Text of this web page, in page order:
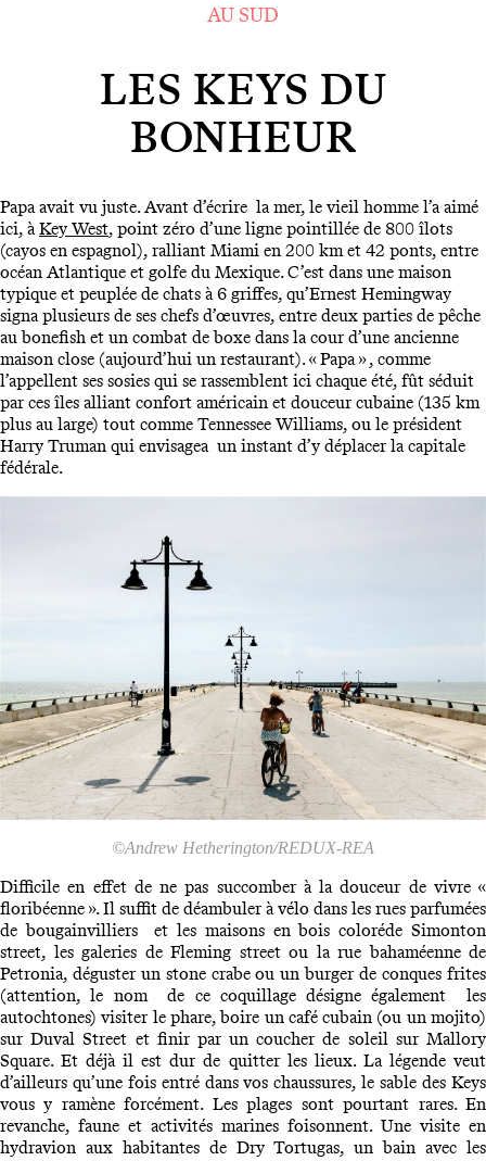
AU SUD
LES KEYS DU
BONHEUR
Papa avait vu juste. Avant d’écrire la mer, le vieil homme l’a aimé
ici, à Key West, point zéro d’une ligne pointillée de 800 îlots
(cayos en espagnol), ralliant Miami en 200 km et 42 ponts, entre
océan Atlantique et golfe du Mexique. C’est dans une maison
typique et peuplée de chats à 6 griffes, qu’Ernest Hemingway
signa plusieurs de ses chefs d’œuvres, entre deux parties de pêche
au bonefish et un combat de boxe dans la cour d’une ancienne
maison close (aujourd’hui un restaurant). « Papa » , comme
l’appellent ses sosies qui se rassemblent ici chaque été, fût séduit
par ces îles alliant confort américain et douceur cubaine (135 km
plus au large) tout comme Tennessee Williams, ou le président
Harry Truman qui envisagea un instant d’y déplacer la capitale
fédérale.
©Andrew Hetherington/REDUX-REA
Difficile en effet de ne pas succomber à la douceur de vivre «
floribéenne ». Il suffit de déambuler à vélo dans les rues parfumées
de bougainvilliers et les maisons en bois coloréde Simonton
street, les galeries de Fleming street ou la rue bahaméenne de
Petronia, déguster un stone crabe ou un burger de conques frites
(attention, le nom de ce coquillage désigne également les
autochtones) visiter le phare, boire un café cubain (ou un mojito)
sur Duval Street et finir par un coucher de soleil sur Mallory
Square. Et déjà il est dur de quitter les lieux. La légende veut
d’ailleurs qu’une fois entré dans vos chaussures, le sable des Keys
vous y ramène forcément. Les plages sont pourtant rares. En
revanche, faune et activités marines foisonnent. Une visite en
hydravion aux habitantes de Dry Tortugas, un bain avec les